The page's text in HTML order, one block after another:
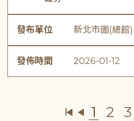
發布單位 新北市圖(總館)
發佈時間 2026-01-12
1 2 3